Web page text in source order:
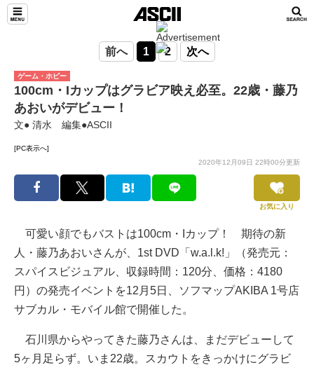
前へ 1 2 次へ
ゲーム・ホビー
100cm・Iカップはグラビア映え必至。22歳・藤乃
あおいがデビュー！
文● 清水 編集●ASCII
[PC表示へ]
2020年12月09日 22時00分更新
お気に入り
可愛い顔でもバストは100cm・Iカップ！ 期待の新
人・藤乃あおいさんが、1st DVD「w.a.l.k!」（発売元：
スパイスビジュアル、収録時間：120分、価格：4180
円）の発売イベントを12月5日、ソフマップAKIBA 1号店
サブカル・モバイル館で開催した。
石川県からやってきた藤乃さんは、まだデビューして
5ヶ月足らず。いま22歳。スカウトをきっかけにグラビ